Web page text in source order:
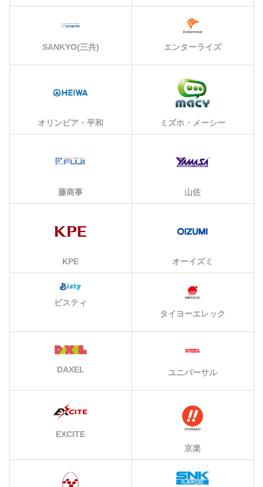
SANKYO(三共) エンターライズ
オリンピア・平和 ミズホ・メーシー
藤商事 山佐
KPE オーイズミ
ビスティ
タイヨーエレック
DAXEL ユニバーサル
EXCITE
京楽